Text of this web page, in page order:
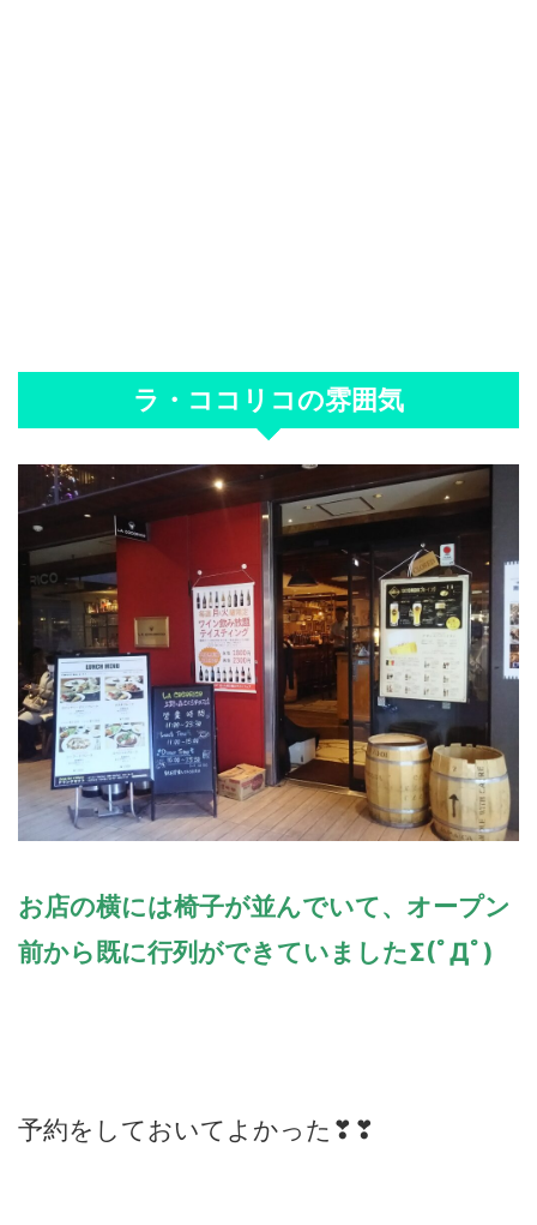
ラ・ココリコの雰囲気
お店の横には椅子が並んでいて、オープン
前から既に行列ができていましたΣ(ﾟДﾟ)
予約をしておいてよかった❣❣